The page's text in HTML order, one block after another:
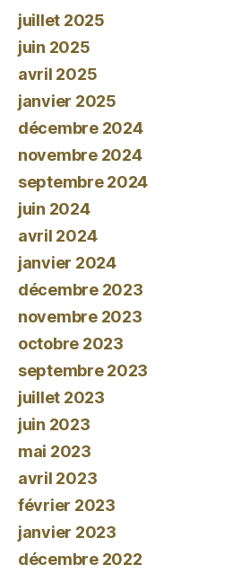
juillet 2025
juin 2025
avril 2025
janvier 2025
décembre 2024
novembre 2024
septembre 2024
juin 2024
avril 2024
janvier 2024
décembre 2023
novembre 2023
octobre 2023
septembre 2023
juillet 2023
juin 2023
mai 2023
avril 2023
février 2023
janvier 2023
décembre 2022